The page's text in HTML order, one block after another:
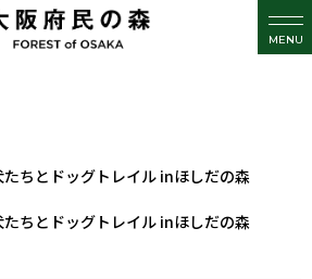
MENU
たちとドッグトレイル inほしだの森
たちとドッグトレイル inほしだの森